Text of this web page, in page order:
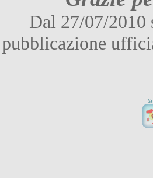
Dal 27/07/